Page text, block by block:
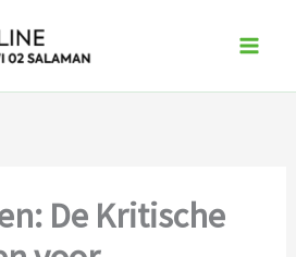
De Kritische